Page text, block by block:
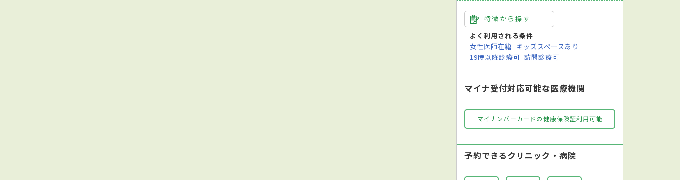
特徴から探す
よく利用される条件
女性医師在籍 キッズスペースあり
19時以降診療可 訪問診療可
マイナ受付対応可能な医療機関
マイナンバーカードの健康保険証利用可能
予約できるクリニック・病院